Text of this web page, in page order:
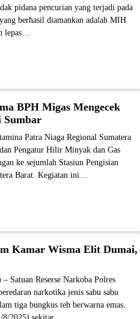
pidana pencurian yang terjadi pada
berhasil diamankan adalah MIH
lepas…
BPH Migas Mengecek
Sumbar
Patra Niaga Regional Sumatera
Pengatur Hilir Minyak dan Gas
ke sejumlah Stasiun Pengisian
Barat. Kegiatan ini…
Kamar Wisma Elit Dumai,
Reserse Narkoba Polres
narkotika jenis sabu sabu
tiga bungkus teh berwarna emas.